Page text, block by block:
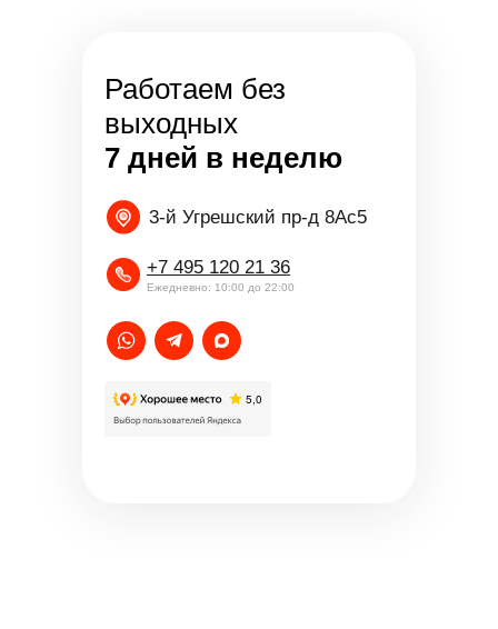
Работаем без
выходных
7 дней в неделю
3-й Угрешский пр-д 8Ас5
+7 495 120 21 36
Ежедневно: 10:00 до 22:00